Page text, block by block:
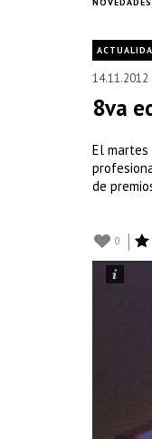
14.11.2012
8va
El martes
de
0